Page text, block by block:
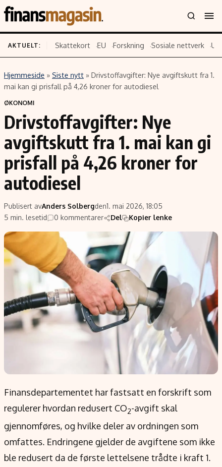
Innhold
Siste nytt
Eiendom
Energi og klima
Finans
Fritid
Hav og sjømat
Verden
Emner
Økonomi
Politikk
Selskaper
Teknologi
Forskning
Google
Kunstig intelligens
BitCoin
EU-Kommisjonen
Grønt skifte
Retningslinjer
Personvernerklæring
Annonsepolicy
Brukervilkår
Cookiepolicy
Retningslinjer for rettelser
Redaksjonell policy
Kontakt oss
Forfattere og redaksjon
Etiske retningslinjer
Verdensnyheter
Alt om penger på engelsk
AKTUELT: Skattekort EU Forskning Sosiale nettverk
Hjemmeside » Siste nytt » Drivstoffavgifter: Nye avgiftskutt fra 1.
mai kan gi prisfall på 4,26 kroner for autodiesel
ØKONOMI
Drivstoffavgifter: Nye
avgiftskutt fra 1. mai kan gi
prisfall på 4,26 kroner for
autodiesel
Publisert avAnders Solbergden1. mai 2026, 18:05
5 min. lesetid
0 kommentarer Del Kopier lenke
Finansdepartementet har fastsatt en forskrift som
regulerer hvordan redusert CO2-avgift skal
gjennomføres, og hvilke deler av ordningen som
omfattes. Endringene gjelder de avgiftene som ikke
ble redusert da de første lettelsene trådte i kraft 1.